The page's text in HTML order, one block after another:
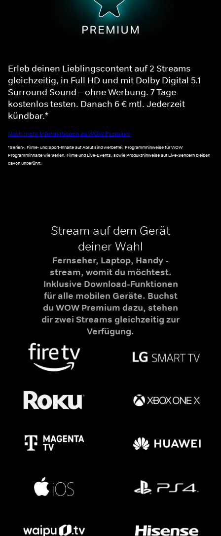
Erleb deinen Lieblingscontent auf 2 Streams
gleichzeitig, in Full HD und mit Dolby Digital 5.1
Surround Sound – ohne Werbung. 7 Tage
kostenlos testen. Danach 6 € mtl. Jederzeit
kündbar.*
Noch mehr Informationen zu WOW Premium
*Serien-, Filme- und Sport-Inhalte auf Abruf sind werbefrei. Programmhinweise für WOW
Programminhalte wie Serien, Filme und Live-Events, sowie Produkthinweise auf Live-Sendern bleiben
davon unberührt.
Stream auf dem Gerät
deiner Wahl
Fernseher, Laptop, Handy -
stream, womit du möchtest.
Inklusive Download-Funktionen
für alle mobilen Geräte. Buchst
du WOW Premium dazu, stehen
dir zwei Streams gleichzeitig zur
Verfügung.